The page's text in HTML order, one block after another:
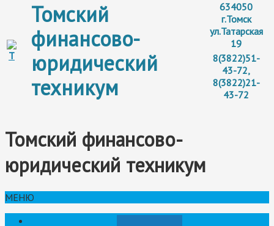
Томский
финансово-
юридический
техникум
634050
г.Томск
ул.Татарская
19
8(3822)51-
43-72,
8(3822)21-
43-72
Томский финансово-
юридический техникум
МЕНЮ